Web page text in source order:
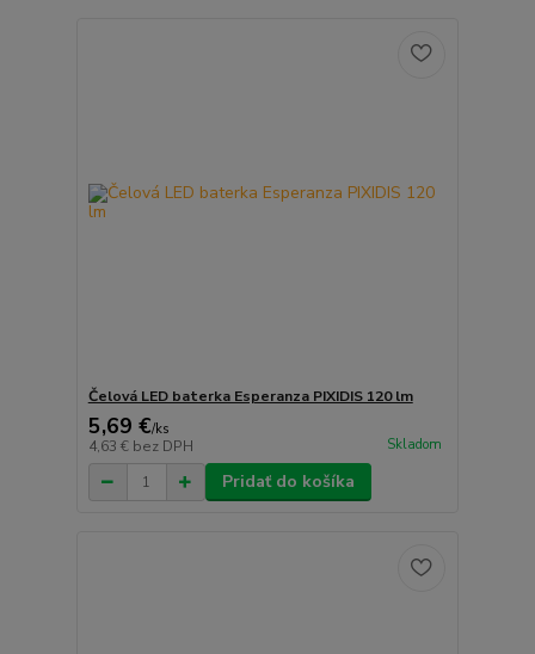
Čelová LED baterka Esperanza PIXIDIS 120 lm
5,69 €/ks
4,63 € bez DPH Skladom
Pridať do košíka